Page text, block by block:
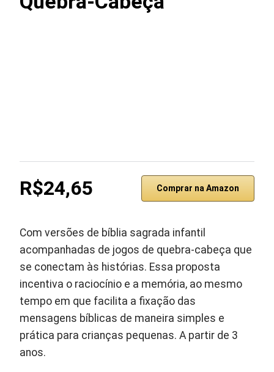
R$24,65 Comprar na Amazon
Com versões de bíblia sagrada infantil
acompanhadas de jogos de quebra-cabeça que
se conectam às histórias. Essa proposta
incentiva o raciocínio e a memória, ao mesmo
tempo em que facilita a fixação das
mensagens bíblicas de maneira simples e
prática para crianças pequenas. A partir de 3
anos.